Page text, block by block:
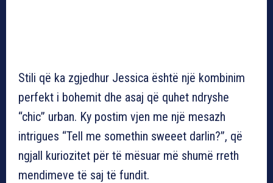
Stili që ka zgjedhur Jessica është një kombinim
perfekt i bohemit dhe asaj që quhet ndryshe
“chic” urban. Ky postim vjen me një mesazh
intrigues “Tell me somethin sweeet darlin?”, që
ngjall kuriozitet për të mësuar më shumë rreth
mendimeve të saj të fundit.